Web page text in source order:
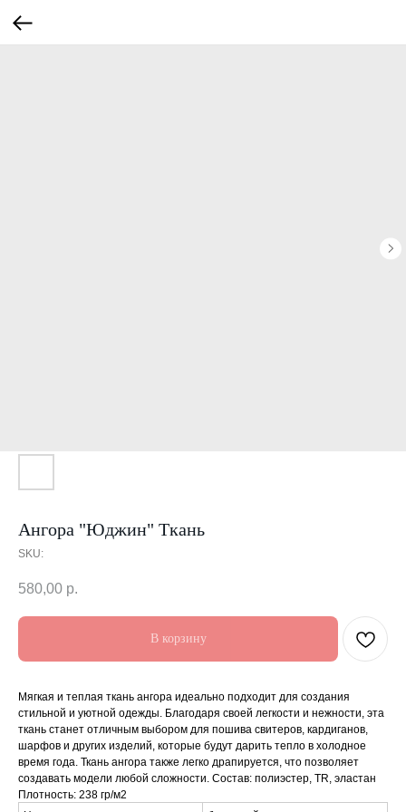
Ангора "Юджин" Ткань
SKU:
580,00 р.
В корзину
Мягкая и теплая ткань ангора идеально подходит для создания
стильной и уютной одежды. Благодаря своей легкости и нежности, эта
ткань станет отличным выбором для пошива свитеров, кардиганов,
шарфов и других изделий, которые будут дарить тепло в холодное
время года. Ткань ангора также легко драпируется, что позволяет
создавать модели любой сложности. Состав: полиэстер, TR, эластан
Плотность: 238 гр/м2